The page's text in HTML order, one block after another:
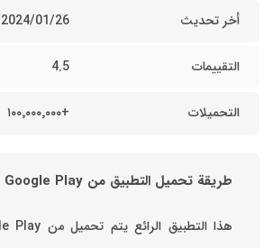
أخر تحديث 26‏/01‏/2024
التقييمات 4.5
التحميلات +١٠٠٬٠٠٠٬٠٠٠
طريقة تحميل التطبيق من Google Play